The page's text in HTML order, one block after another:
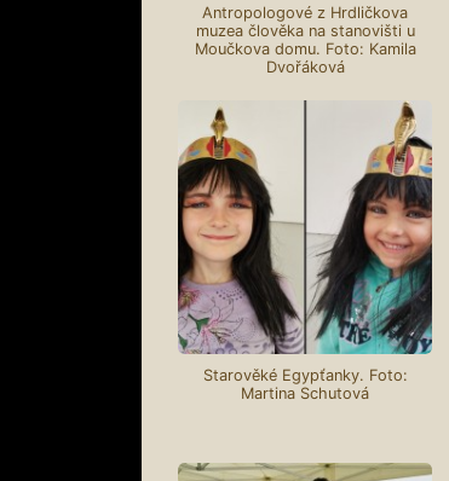
Antropologové z Hrdličkova
muzea člověka na stanovišti u
Moučkova domu. Foto: Kamila
Dvořáková
Starověké Egypťanky. Foto:
Martina Schutová